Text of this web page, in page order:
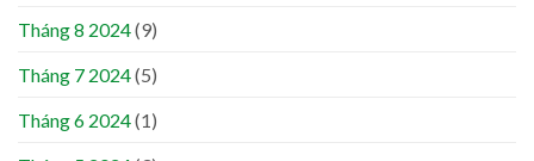
Tháng 8 2024(9)
Tháng 7 2024(5)
Tháng 6 2024(1)